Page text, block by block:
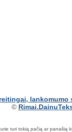
©
turi tokią pačią ar